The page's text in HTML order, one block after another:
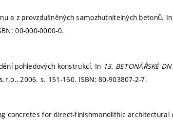
a z provzdušněných samozhutnitelných betonů. In
00-000-0000-0.
pohledových konstrukcí. In 13. BETONÁŘSKÉ
2006.s. 151-160. ISBN: 80-903807-2-7.
concretes for direct-finishmonolithic architectural